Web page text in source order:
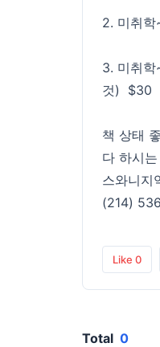
2. 미취
3. 미취
것) $30
책 상태
다 하시
스와니지
(214)
Like 0
Total 0